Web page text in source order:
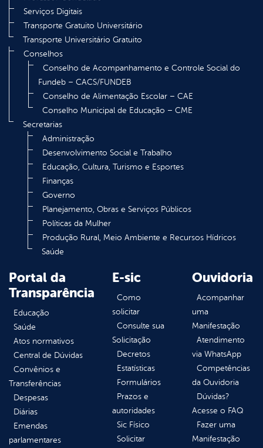
Serviços Digitais
Transporte Gratuito Universitário
Transporte Universitário Gratuito
Conselhos
Conselho de Acompanhamento e Controle Social do
Fundeb – CACS/FUNDEB
Conselho de Alimentação Escolar – CAE
Conselho Municipal de Educação – CME
Secretarias
Administração
Desenvolvimento Social e Trabalho
Educação, Cultura, Turismo e Esportes
Finanças
Governo
Planejamento, Obras e Serviços Públicos
Políticas da Mulher
Produção Rural, Meio Ambiente e Recursos Hídricos
Saúde
Portal da
Transparência
Educação
Saúde
Atos normativos
Central de Dúvidas
Convênios e
Transferências
Despesas
Diárias
Emendas
parlamentares
E-sic
Como
solicitar
Consulte sua
Solicitação
Decretos
Estatísticas
Formulários
Prazos e
autoridades
Sic Físico
Solicitar
Ouvidoria
Acompanhar
uma
Manifestação
Atendimento
via WhatsApp
Competências
da Ouvidoria
Dúvidas?
Acesse o FAQ
Fazer uma
Manifestação